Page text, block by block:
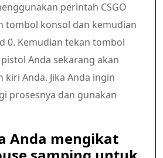
perintah CSGO
tombol konsol dan kemudian
0. Kemudian tekan tombol
Anda sekarang akan
Anda. Jika Anda ingin
prosesnya dan gunakan
Anda mengikat